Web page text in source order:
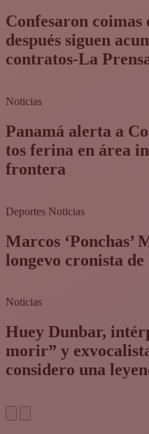
Confesaron coimas
después siguen
contratos-La
Noticias
Panamá alerta a
tos ferina en área
frontera
Deportes Noticias
Marcos ‘Ponchas’
longevo cronista de
Noticias
Huey Dunbar,
morir” y
considero una